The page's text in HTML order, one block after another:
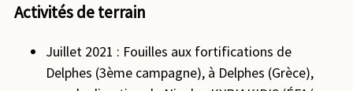
Activités de terrain
Juillet 2021 : Fouilles aux fortifications de
Delphes (3ème campagne), à Delphes (Grèce),